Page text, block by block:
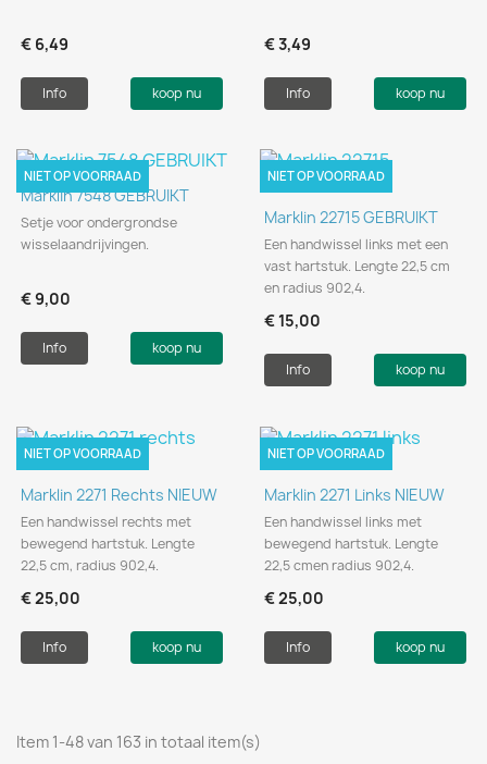
€ 6,49
Info koop nu
€ 3,49
Info koop nu
Marklin 7548 GEBRUIKT
Setje voor ondergrondse
wisselaandrijvingen.
€ 9,00
Info koop nu
NIET OP VOORRAAD
Marklin 22715 GEBRUIKT
Een handwissel links met een
vast hartstuk. Lengte 22,5 cm
en radius 902,4.
€ 15,00
Info koop nu
NIET OP VOORRAAD
Marklin 2271 Rechts NIEUW
Een handwissel rechts met
bewegend hartstuk. Lengte
22,5 cm, radius 902,4.
€ 25,00
Info koop nu
NIET OP VOORRAAD
Marklin 2271 Links NIEUW
Een handwissel links met
bewegend hartstuk. Lengte
22,5 cmen radius 902,4.
€ 25,00
Info koop nu
NIET OP VOORRAAD
Item 1-48 van 163 in totaal item(s)